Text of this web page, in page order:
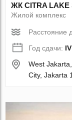
ЖК CITRA LAKE
Жилой комплекс
Расстояние
Год сдачи:
West
City, Jakarta